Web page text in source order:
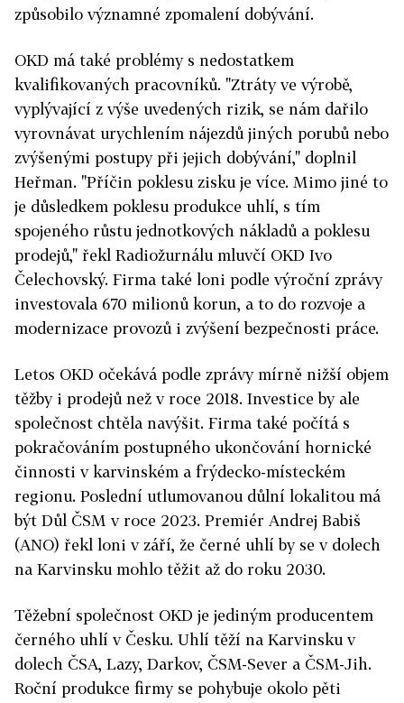
způsobilo významné zpomalení dobývání.
OKD má také problémy s nedostatkem
kvalifikovaných pracovníků. "Ztráty ve výrobě,
vyplývající z výše uvedených rizik, se nám dařilo
vyrovnávat urychlením nájezdů jiných porubů nebo
zvýšenými postupy při jejich dobývání," doplnil
Heřman. "Příčin poklesu zisku je více. Mimo jiné to
je důsledkem poklesu produkce uhlí, s tím
spojeného růstu jednotkových nákladů a poklesu
prodejů," řekl Radiožurnálu mluvčí OKD Ivo
Čelechovský. Firma také loni podle výroční zprávy
investovala 670 milionů korun, a to do rozvoje a
modernizace provozů i zvýšení bezpečnosti práce.
Letos OKD očekává podle zprávy mírně nižší objem
těžby i prodejů než v roce 2018. Investice by ale
společnost chtěla navýšit. Firma také počítá s
pokračováním postupného ukončování hornické
činnosti v karvinském a frýdecko-místeckém
regionu. Poslední utlumovanou důlní lokalitou má
být Důl ČSM v roce 2023. Premiér Andrej Babiš
(ANO) řekl loni v září, že černé uhlí by se v dolech
na Karvinsku mohlo těžit až do roku 2030.
Těžební společnost OKD je jediným producentem
černého uhlí v Česku. Uhlí těží na Karvinsku v
dolech ČSA, Lazy, Darkov, ČSM-Sever a ČSM-Jih.
Roční produkce firmy se pohybuje okolo pěti